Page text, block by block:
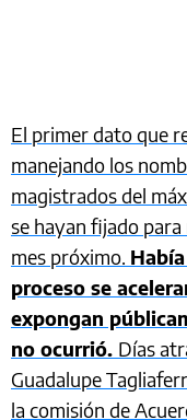
El primer dato que
manejando los
magistrados del
se hayan fijado para
mes próximo.
proceso se
expongan
no ocurrió. Días
Guadalupe
la comisión de